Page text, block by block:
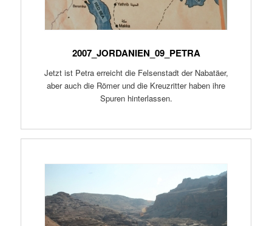
2007_JORDANIEN_09_PETRA
Jetzt ist Petra erreicht die Felsenstadt der Nabatäer,
aber auch die Römer und die Kreuzritter haben ihre
Spuren hinterlassen.